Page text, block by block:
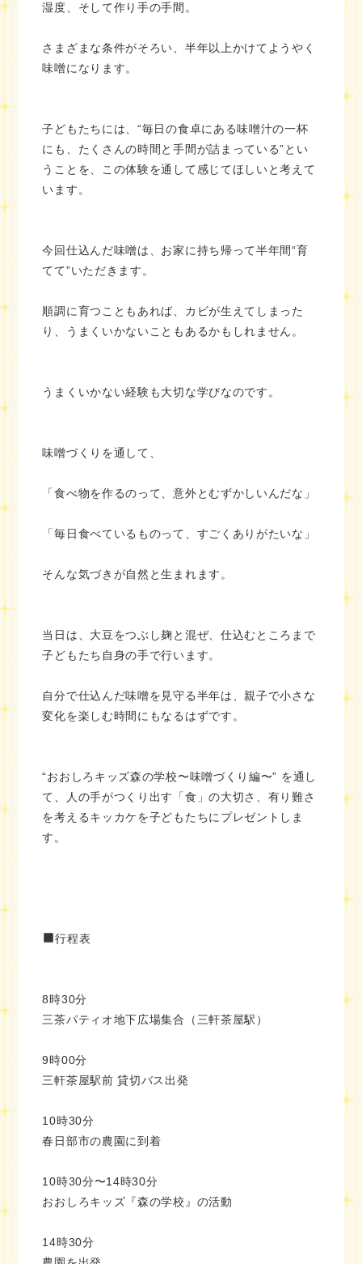
湿度、そして作り手の手間。
さまざまな条件がそろい、半年以上かけてようやく
味噌になります。
子どもたちには、“毎日の食卓にある味噌汁の一杯
にも、たくさんの時間と手間が詰まっている”とい
うことを、この体験を通して感じてほしいと考えて
います。
今回仕込んだ味噌は、お家に持ち帰って半年間“育
てて”いただきます。
順調に育つこともあれば、カビが生えてしまった
り、うまくいかないこともあるかもしれません。
うまくいかない経験も大切な学びなのです。
味噌づくりを通して、
「食べ物を作るのって、意外とむずかしいんだな」
「毎日食べているものって、すごくありがたいな」
そんな気づきが自然と生まれます。
当日は、大豆をつぶし麹と混ぜ、仕込むところまで
子どもたち自身の手で行います。
自分で仕込んだ味噌を見守る半年は、親子で小さな
変化を楽しむ時間にもなるはずです。
“おおしろキッズ森の学校〜味噌づくり編〜” を通し
て、人の手がつくり出す「食」の大切さ、有り難さ
を考えるキッカケを子どもたちにプレゼントしま
す。
行程表
8時30分
三茶パティオ地下広場集合（三軒茶屋駅）
9時00分
三軒茶屋駅前 貸切バス出発
10時30分
春日部市の農園に到着
10時30分〜14時30分
おおしろキッズ『森の学校』の活動
14時30分